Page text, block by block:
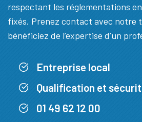
respectant les réglementations
fixés. Prenez contact avec notre
bénéficiez de l’expertise d’un
Entreprise local
Qualification et
01 49 62 12 00